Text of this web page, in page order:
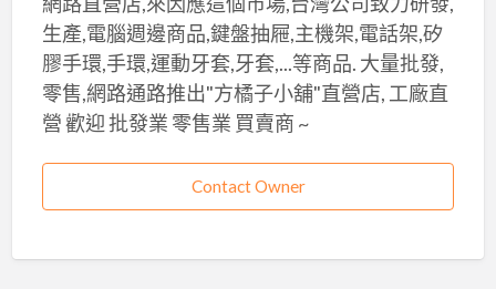
生產,電腦週邊商品,鍵盤抽屜,主機架,電話架,矽
膠手環,手環,運動牙套,牙套,...等商品. 大量批發,
零售,網路通路推出"方橘子小舖"直營店, 工廠直
營 歡迎 批發業 零售業 買賣商 ~
Contact Owner